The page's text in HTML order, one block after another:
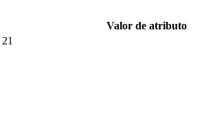
Valor de atributo
21